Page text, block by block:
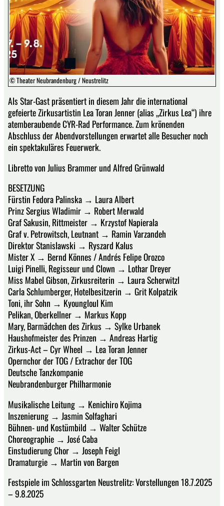
© Theater Neubrandenburg / Neustrelitz
Als Star-Gast präsentiert in diesem Jahr die international
gefeierte Zirkusartistin Lea Toran Jenner (alias „Zirkus Lea“) ihre
atemberaubende CYR-Rad Performance. Zum krönenden
Abschluss der Abendvorstellungen erwartet alle Besucher noch
ein spektakuläres Feuerwerk.
Libretto von Julius Brammer und Alfred Grünwald
BESETZUNG
Fürstin Fedora Palinska → Laura Albert
Prinz Sergius Wladimir → Robert Merwald
Graf Sakusin, Rittmeister → Krzystof Napierala
Graf v. Petrowitsch, Leutnant → Ramin Varzandeh
Direktor Stanislawski → Ryszard Kalus
Mister X → Bernd Könnes / Andrés Felipe Orozco
Luigi Pinelli, Regisseur und Clown → Lothar Dreyer
Miss Mabel Gibson, Zirkusreiterin → Laura Scherwitzl
Carla Schlumberger, Hotelbesitzerin → Grit Kolpatzik
Toni, ihr Sohn → Kyoungloul Kim
Pelikan, Oberkellner → Markus Kopp
Mary, Barmädchen des Zirkus → Sylke Urbanek
Haushofmeister des Prinzen → Andreas Hartig
Zirkus-Act – Cyr Wheel → Lea Toran Jenner
Opernchor der TOG / Extrachor der TOG
Deutsche Tanzkompanie
Neubrandenburger Philharmonie
Musikalische Leitung → Kenichiro Kojima
Inszenierung → Jasmin Solfaghari
Bühnen- und Kostümbild → Walter Schütze
Choreographie → José Caba
Einstudierung Chor → Joseph Feigl
Dramaturgie → Martin von Bargen
Festspiele im Schlossgarten Neustrelitz: Vorstellungen 18.7.2025
– 9.8.2025